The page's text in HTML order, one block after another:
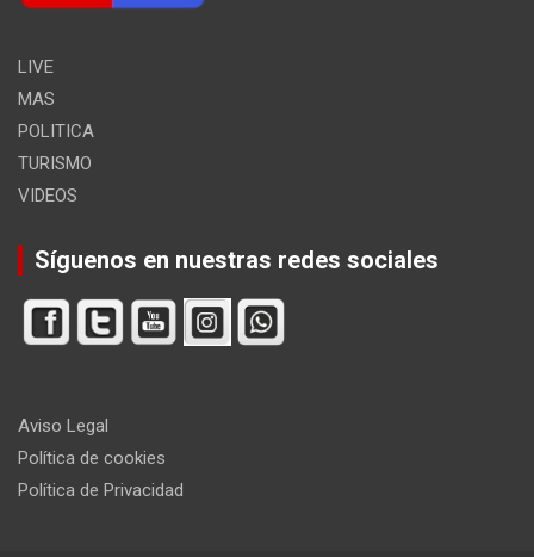
LIVE
MAS
POLITICA
TURISMO
VIDEOS
Síguenos en nuestras redes sociales
Aviso Legal
Política de cookies
Política de Privacidad